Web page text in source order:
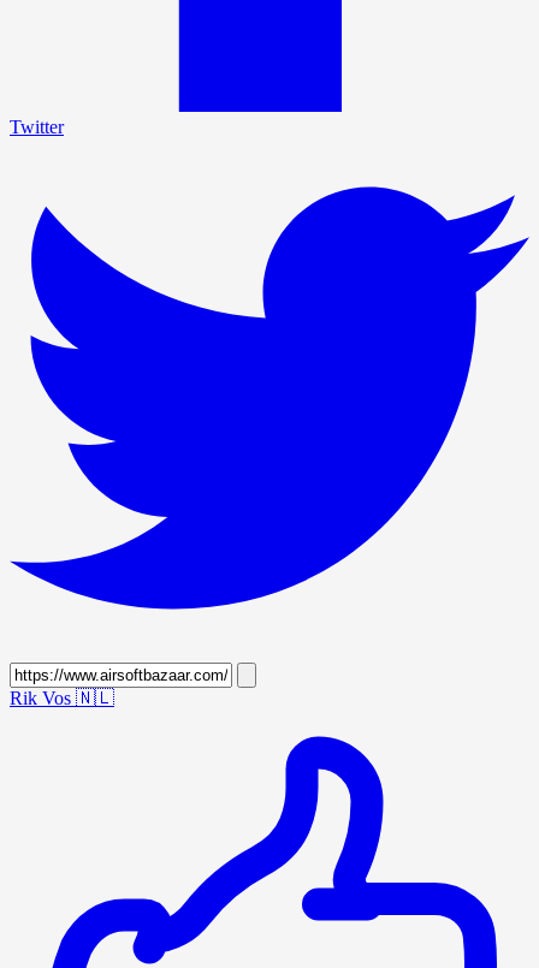
Twitter
Rik Vos 🇳🇱